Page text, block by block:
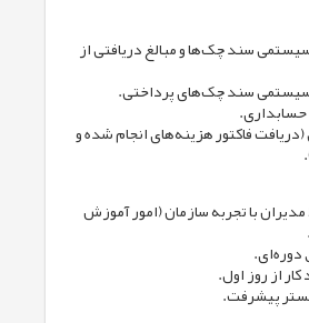
سند چک‌ها و مبالغ دریافتی از
سند چک‌های پرداختی.
حسابداری.
(دریافت فاکتور هزینه‌های انجام شده و
با تجربه سازمان (امور آموزش
از روز اول.
پیشرفت.